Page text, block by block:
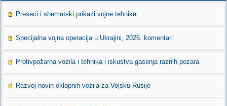
Preseci i shematski prikazi vojne tehnike
Specijalna vojna operacija u Ukrajini, 2026. komentari
Protivpožarna vozila i tehnika i iskustva gasenja raznih pozara
Razvoj novih oklopnih vozila za Vojsku Rusije